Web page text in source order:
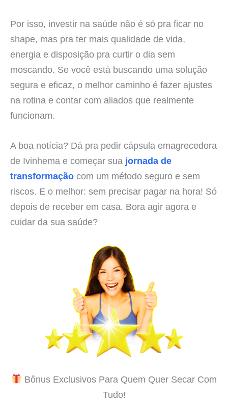
Por isso, investir na saúde não é só pra ficar no
shape, mas pra ter mais qualidade de vida,
energia e disposição pra curtir o dia sem
moscando. Se você está buscando uma solução
segura e eficaz, o melhor caminho é fazer ajustes
na rotina e contar com aliados que realmente
funcionam.
A boa notícia? Dá pra pedir cápsula emagrecedora
de Ivinhema e começar sua jornada de
transformação com um método seguro e sem
riscos. E o melhor: sem precisar pagar na hora! Só
depois de receber em casa. Bora agir agora e
cuidar da sua saúde?
Bônus Exclusivos Para Quem Quer Secar Com
Tudo!